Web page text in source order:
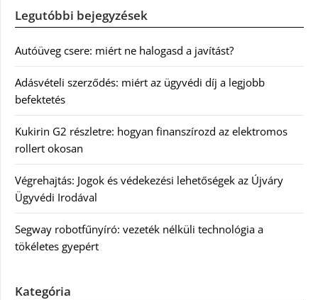
Legutóbbi bejegyzések
Autóüveg csere: miért ne halogasd a javítást?
Adásvételi szerződés: miért az ügyvédi díj a legjobb
befektetés
Kukirin G2 részletre: hogyan finanszírozd az elektromos
rollert okosan
Végrehajtás: Jogok és védekezési lehetőségek az Újváry
Ügyvédi Irodával
Segway robotfűnyíró: vezeték nélküli technológia a
tökéletes gyepért
Kategória